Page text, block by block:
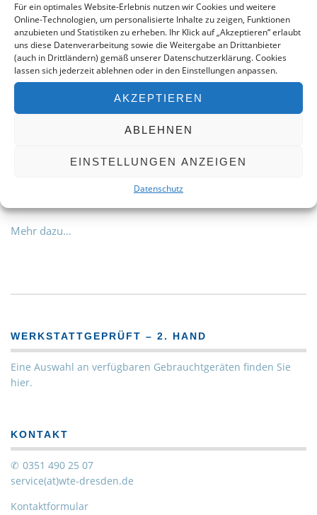
Für ein optimales Website-Erlebnis nutzen wir Cookies und weitere
Online-Technologien, um personalisierte Inhalte zu zeigen, Funktionen
anzubieten und Statistiken zu erheben. Ihr Klick auf „Akzeptieren“ erlaubt
uns diese Datenverarbeitung sowie die Weitergabe an Drittanbieter
(auch in Drittländern) gemäß unserer Datenschutzerklärung. Cookies
lassen sich jederzeit ablehnen oder in den Einstellungen anpassen.
AKZEPTIEREN
ABLEHNEN
EINSTELLUNGEN ANZEIGEN
Datenschutz
Corona, Aerosole,
Desinfektion
Worte zu einer Formel für gesündere Luft verbunden.
Desinfizieren Sie die Raumluft und eliminieren bis zu 99%
Mehr dazu…
WERKSTATTGEPRÜFT – 2. HAND
Eine Auswahl an verfügbaren Gebrauchtgeräten finden Sie
hier.
KONTAKT
0351 490 25 07
service(at)wte-dresden.de
Kontaktformular